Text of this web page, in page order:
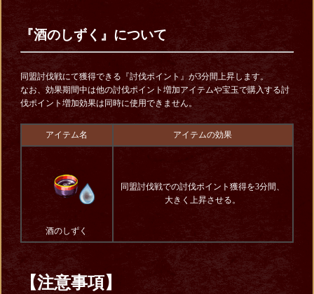
『酒のしずく』について
同盟討伐戦にて獲得できる『討伐ポイント』が3分間上昇します。
なお、効果期間中は他の討伐ポイント増加アイテムや宝玉で購入する討
伐ポイント増加効果は同時に使用できません。
アイテム名 アイテムの効果
酒のしずく
同盟討伐戦での討伐ポイント獲得を3分間、
大きく上昇させる。
【注意事項】